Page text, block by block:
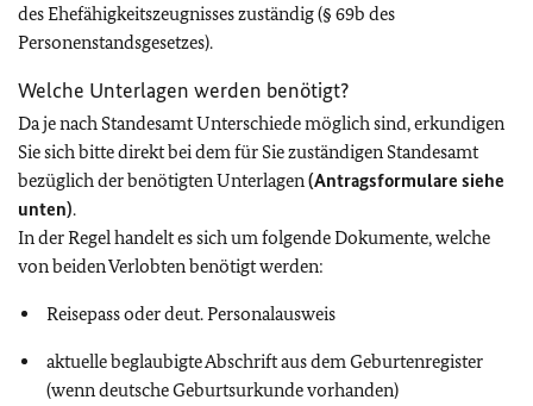
des Ehefähigkeitszeugnisses zuständig (§ 69b des
Personenstandsgesetzes).
Welche Unterlagen werden benötigt?
Da je nach Standesamt Unterschiede möglich sind, erkundigen
Sie sich bitte direkt bei dem für Sie zuständigen Standesamt
bezüglich der benötigten Unterlagen (Antragsformulare siehe
unten).
In der Regel handelt es sich um folgende Dokumente, welche
von beiden Verlobten benötigt werden:
Reisepass oder deut. Personalausweis
aktuelle beglaubigte Abschrift aus dem Geburtenregister
(wenn deutsche Geburtsurkunde vorhanden)